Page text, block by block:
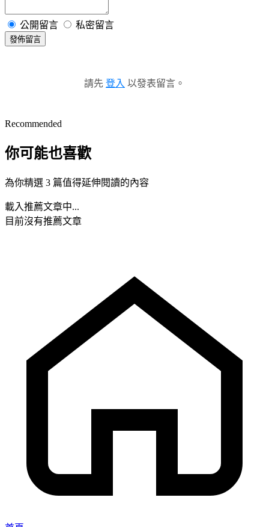
公開留言 私密留言
發佈留言
請先 登入 以發表留言。
Recommended
你可能也喜歡
為你精選 3 篇值得延伸閱讀的內容
載入推薦文章中...
目前沒有推薦文章